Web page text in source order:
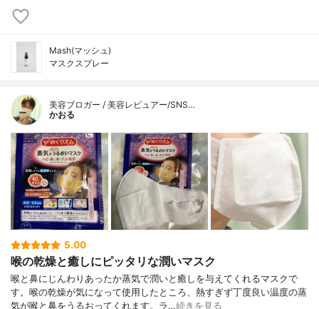
Mash(マッシュ)
マスクスプレー
美容ブロガー / 美容レビュアー/SNS…
かおる
5.00
喉の乾燥と癒しにピッタリな潤いマスク
喉と鼻にじんわりあったか蒸気で潤いと癒しを与えてくれるマスクで
す。喉の乾燥が気になって使用したところ、熱すぎず丁度良い温度の蒸
気が喉と鼻をうるおってくれます。ラ…続きを見る